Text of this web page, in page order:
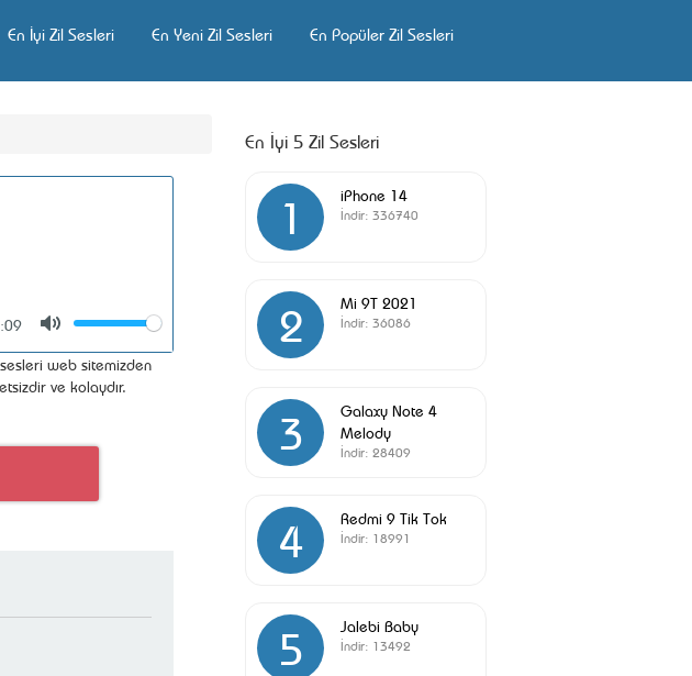
En İyi Zil Sesleri En Yeni Zil Sesleri En Popüler Zil Sesleri
Volume
web sitemizden
ve kolaydır.
En İyi 5 Zil Sesleri
1 iPhone 14
İndir: 336740
2 Mi 9T 2021
İndir: 36086
3
Galaxy Note 4
Melody
İndir: 28409
4 Redmi 9 Tik Tok
İndir: 18991
5 Jalebi Baby
İndir: 13492